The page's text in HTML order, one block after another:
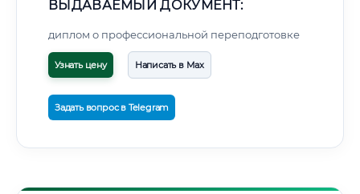
ВЫДАВАЕМЫЙ ДОКУМЕНТ:
диплом о профессиональной переподготовке
Узнать цену Написать в Max
Задать вопрос в Telegram